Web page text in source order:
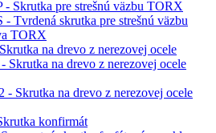
- Skrutka pre strešnú väzbu TORX
- Tvrdená skrutka pre strešnú väzbu
TORX
na drevo z nerezovej ocele
Skrutka na drevo z nerezovej ocele
- Skrutka na drevo z nerezovej ocele
konfirmát